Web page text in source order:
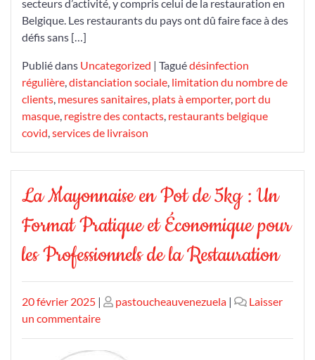
les
restaurants
secteurs d’activité, y compris celui de la restauration en
Belgique. Les restaurants du pays ont dû faire face à des
défis sans […]
Publié dans Uncategorized | Taguédésinfection
régulière distanciation sociale limitation du nombre de
clients mesures sanitaires plats à emporter, port du
masque registre des contacts restaurants belgique
covid services de livraison
La Mayonnaise en Pot de 5kg : Un
Format Pratique et Économique pour
les Professionnels de la Restauration
Publié
le
20 février 2025 | Publié
pastoucheauvenezuela |
Laisser
un commentairesur
Mayonnaise